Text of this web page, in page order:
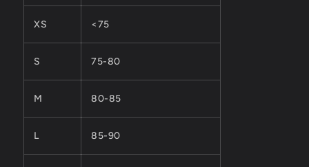
XS <75
S 75-80
M 80-85
L 85-90